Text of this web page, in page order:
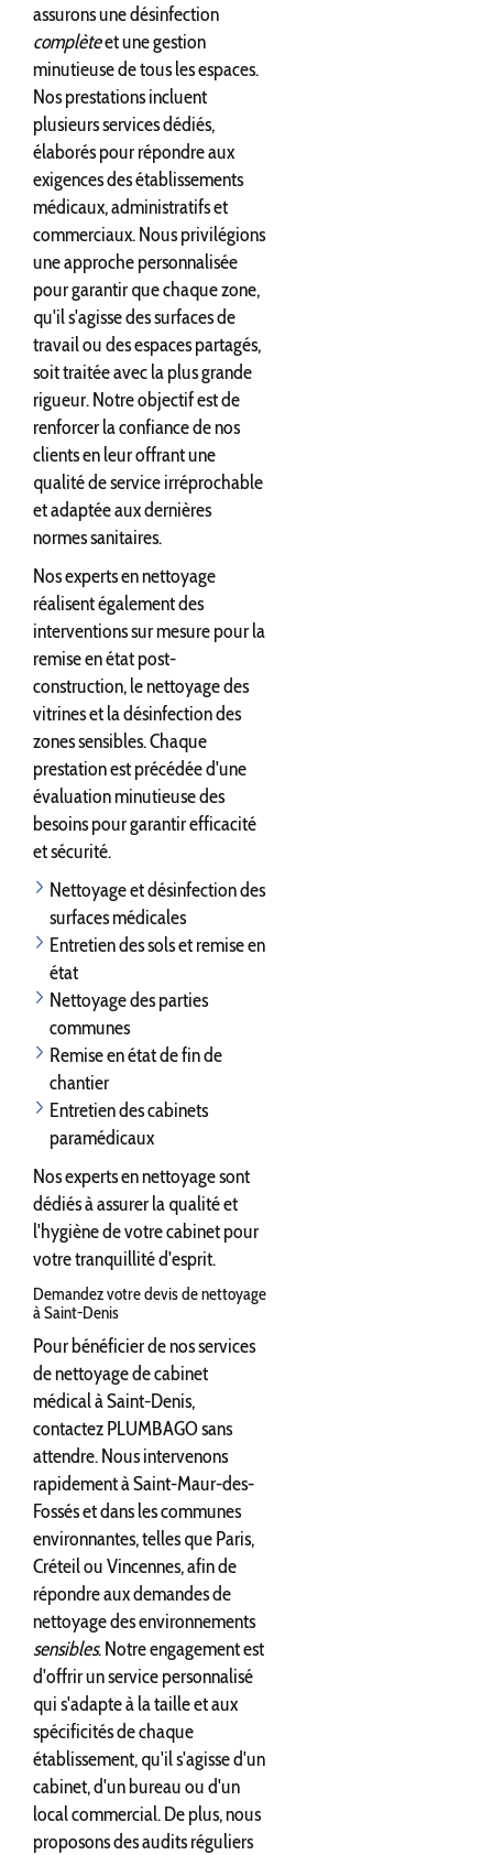
assurons une désinfection
complèteet une gestion
minutieuse de tous les espaces.
Nos prestations incluent
plusieurs services dédiés,
élaborés pour répondre aux
exigences des établissements
médicaux, administratifs et
commerciaux. Nous privilégions
une approche personnalisée
pour garantir que chaque zone,
qu'il s'agisse des surfaces de
travail ou des espaces partagés,
soit traitée avec la plus grande
rigueur. Notre objectif est de
renforcer la confiance de nos
clients en leur offrant une
qualité de service irréprochable
et adaptée aux dernières
normes sanitaires.
Nos experts en nettoyage
réalisent également des
interventions sur mesure pour la
remise en état post-
construction, le nettoyage des
vitrines et la désinfection des
zones sensibles. Chaque
prestation est précédée d'une
évaluation minutieuse des
besoins pour garantir efficacité
et sécurité.
Nettoyage et désinfection des
surfaces médicales
Entretien des sols et remise en
état
Nettoyage des parties
communes
Remise en état de fin de
chantier
Entretien des cabinets
paramédicaux
Nos experts en nettoyage sont
dédiés à assurer la qualité et
l'hygiène de votre cabinet pour
votre tranquillité d'esprit.
Demandez votre devis de nettoyage
à Saint-Denis
Pour bénéficier de nos services
de nettoyage de cabinet
médical à Saint-Denis,
contactez PLUMBAGO sans
attendre. Nous intervenons
rapidement à Saint-Maur-des-
Fossés et dans les communes
environnantes, telles que Paris,
Créteil ou Vincennes, afin de
répondre aux demandes de
nettoyage des environnements
sensibles. Notre engagement est
d'offrir un service personnalisé
qui s'adapte à la taille et aux
spécificités de chaque
établissement, qu'il s'agisse d'un
cabinet, d'un bureau ou d'un
local commercial. De plus, nous
proposons des audits réguliers